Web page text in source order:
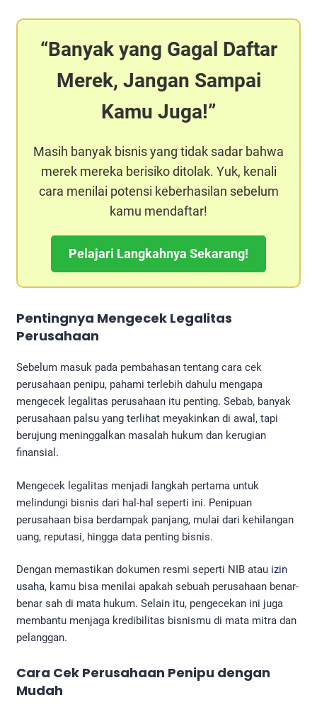
Banyak yang Gagal Daftar
Merek, Jangan Sampai
Kamu Juga!
Masih banyak bisnis yang tidak sadar bahwa
merek mereka berisiko ditolak. Yuk, kenali
cara menilai potensi keberhasilan sebelum
kamu mendaftar!
Pelajari Langkahnya Sekarang!
Pentingnya Mengecek Legalitas
Perusahaan
Sebelum masuk pada pembahasan tentang cara cek
perusahaan penipu, pahami terlebih dahulu mengapa
mengecek legalitas perusahaan itu penting. Sebab, banyak
perusahaan palsu yang terlihat meyakinkan di awal, tapi
berujung meninggalkan masalah hukum dan kerugian
finansial.
Mengecek legalitas menjadi langkah pertama untuk
melindungi bisnis dari hal-hal seperti ini. Penipuan
perusahaan bisa berdampak panjang, mulai dari kehilangan
uang, reputasi, hingga data penting bisnis.
Dengan memastikan dokumen resmi seperti NIB atau izin
usaha, kamu bisa menilai apakah sebuah perusahaan benar-
benar sah di mata hukum. Selain itu, pengecekan ini juga
membantu menjaga kredibilitas bisnismu di mata mitra dan
pelanggan.
Cara Cek Perusahaan Penipu dengan
Mudah